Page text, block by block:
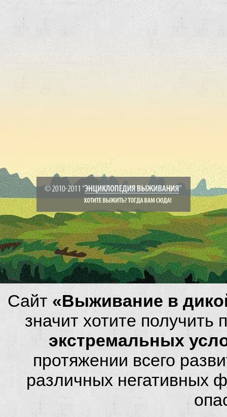
Сайт «Выживание в
значит хотите
экстремальных
протяжении всего
различных негативных